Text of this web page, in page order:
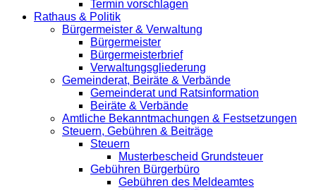
Termin vorschlagen
Rathaus & Politik
Bürgermeister & Verwaltung
Bürgermeister
Bürgermeisterbrief
Verwaltungsgliederung
Gemeinderat, Beiräte & Verbände
Gemeinderat und Ratsinformation
Beiräte & Verbände
Amtliche Bekanntmachungen & Festsetzungen
Steuern, Gebühren & Beiträge
Steuern
Musterbescheid Grundsteuer
Gebühren Bürgerbüro
Gebühren des Meldeamtes